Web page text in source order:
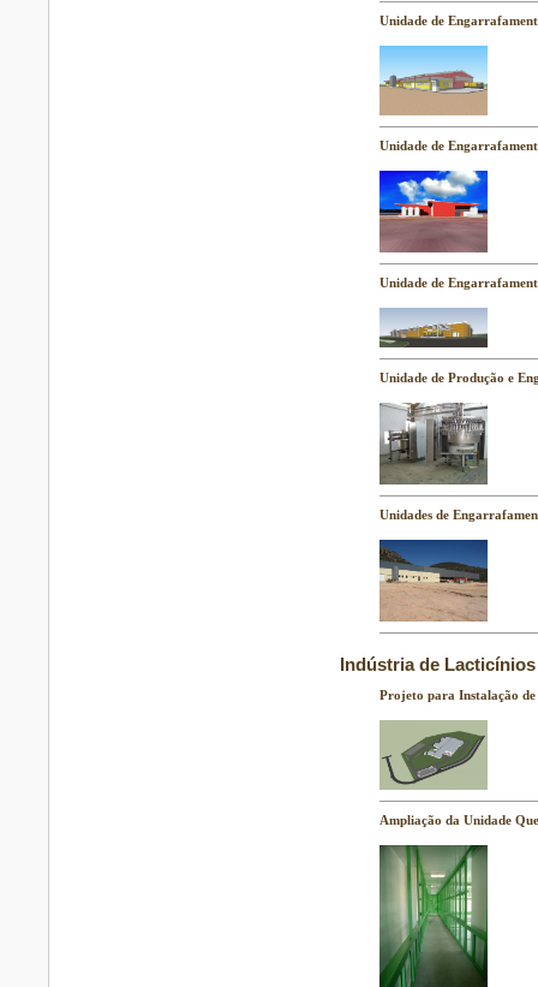
Unidade de
Unidade de
Unidade de
Unidade de Produção e
Unidades de
Indústria de Lacticínios
Projeto para Instalação
Ampliação da Unidade